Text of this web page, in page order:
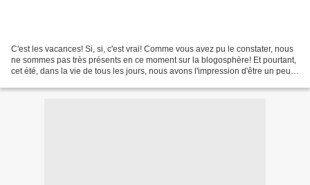
C'est les vacances! Si, si, c'est vrai! Comme vous avez pu le constater, nous
ne sommes pas très présents en ce moment sur la blogosphère! Et pourtant,
cet été, dans la vie de tous les jours, nous avons l'impression d'être un peu